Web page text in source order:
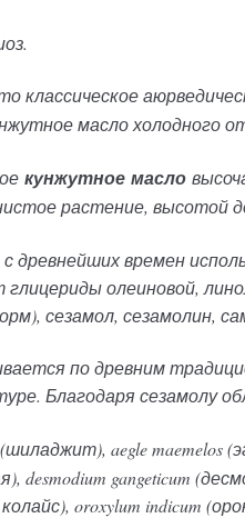
классическое
масло холодного
кунжутное масло
растение, высотой
древнейших времен
глицериды олеиновой,
сезамол, сезамолин,
по древним
Благодаря сезамолу
aegle maemelos
desmodium gangeticum
oroxylum indicum